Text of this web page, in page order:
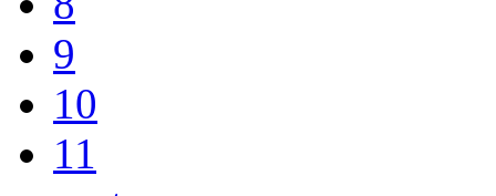
9
10
11